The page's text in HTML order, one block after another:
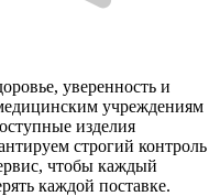
уверенность и
учреждениям
изделия
строгий контроль
чтобы каждый
каждой поставке.